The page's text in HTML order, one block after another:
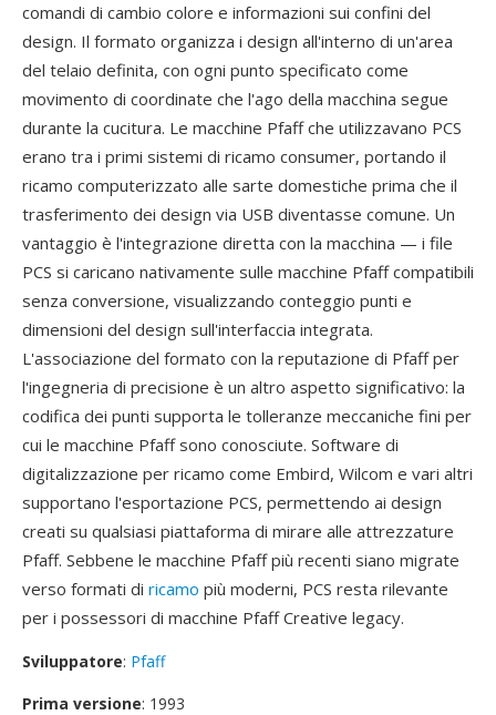
comandi di cambio colore e informazioni sui confini del
design. Il formato organizza i design all'interno di un'area
del telaio definita, con ogni punto specificato come
movimento di coordinate che l'ago della macchina segue
durante la cucitura. Le macchine Pfaff che utilizzavano PCS
erano tra i primi sistemi di ricamo consumer, portando il
ricamo computerizzato alle sarte domestiche prima che il
trasferimento dei design via USB diventasse comune. Un
vantaggio è l'integrazione diretta con la macchina — i file
PCS si caricano nativamente sulle macchine Pfaff compatibili
senza conversione, visualizzando conteggio punti e
dimensioni del design sull'interfaccia integrata.
L'associazione del formato con la reputazione di Pfaff per
l'ingegneria di precisione è un altro aspetto significativo: la
codifica dei punti supporta le tolleranze meccaniche fini per
cui le macchine Pfaff sono conosciute. Software di
digitalizzazione per ricamo come Embird, Wilcom e vari altri
supportano l'esportazione PCS, permettendo ai design
creati su qualsiasi piattaforma di mirare alle attrezzature
Pfaff. Sebbene le macchine Pfaff più recenti siano migrate
verso formati di ricamo più moderni, PCS resta rilevante
per i possessori di macchine Pfaff Creative legacy.
Sviluppatore: Pfaff
Prima versione: 1993